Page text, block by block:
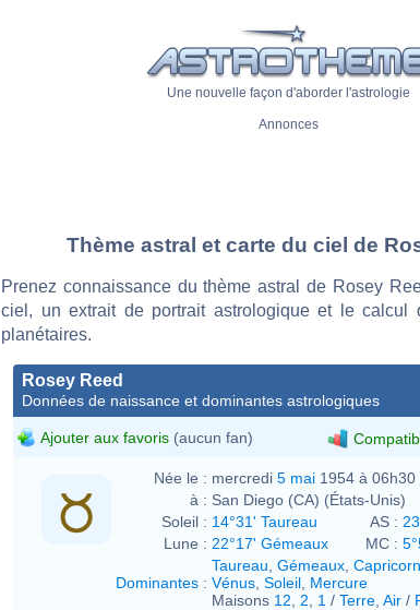
Une nouvelle façon d'aborder l'astrologie
Annonces
Thème astral et carte du ciel de
Prenez connaissance du thème astral de Rosey
ciel, un extrait de portrait astrologique et le calcul
planétaires.
Rosey Reed
Données de naissance et dominantes astrologiques
Ajouter aux favoris (aucun fan)
Née le : mercredi 5 mai 1954 à 06h30
à : San Diego (CA) (États-Unis)
Soleil : 14°31' Taureau AS :
Lune : 22°17' Gémeaux MC :
Dominantes :
Taureau Gémeaux
Vénus Soleil Mercure
Maisons 12 2 1 / Terre Air /